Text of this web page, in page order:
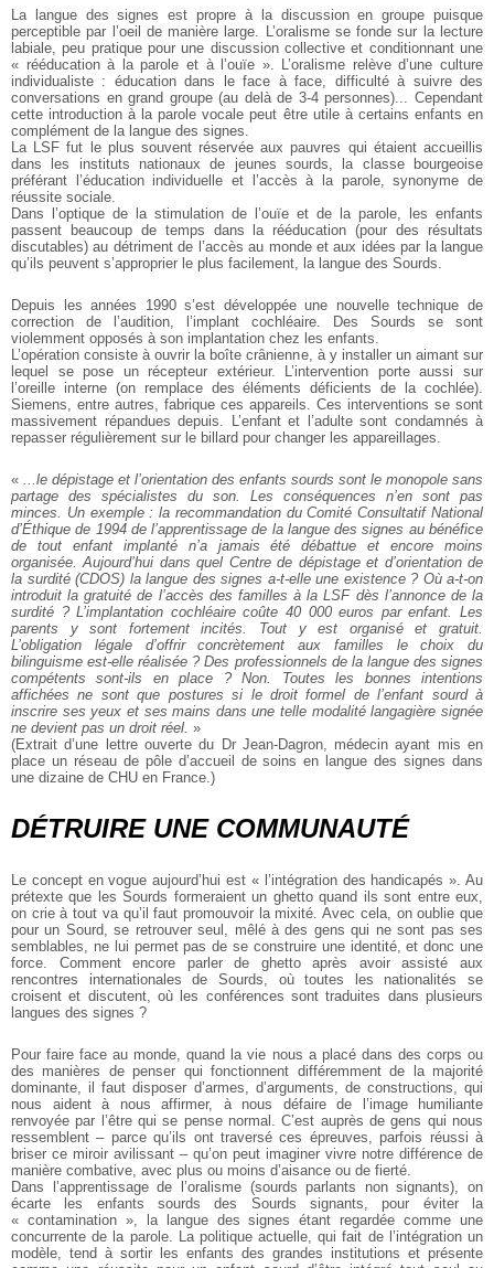
La langue des signes est propre à la discussion en groupe puisque
perceptible par l’oeil de manière large. L’oralisme se fonde sur la lecture
labiale, peu pratique pour une discussion collective et conditionnant une
« rééducation à la parole et à l’ouïe ». L’oralisme relève d’une culture
individualiste : éducation dans le face à face, difficulté à suivre des
conversations en grand groupe (au delà de 3-4 personnes)... Cependant
cette introduction à la parole vocale peut être utile à certains enfants en
complément de la langue des signes.
La LSF fut le plus souvent réservée aux pauvres qui étaient accueillis
dans les instituts nationaux de jeunes sourds, la classe bourgeoise
préférant l’éducation individuelle et l’accès à la parole, synonyme de
réussite sociale.
Dans l’optique de la stimulation de l’ouïe et de la parole, les enfants
passent beaucoup de temps dans la rééducation (pour des résultats
discutables) au détriment de l’accès au monde et aux idées par la langue
qu’ils peuvent s’approprier le plus facilement, la langue des Sourds.
Depuis les années 1990 s’est développée une nouvelle technique de
correction de l’audition, l’implant cochléaire. Des Sourds se sont
violemment opposés à son implantation chez les enfants.
L’opération consiste à ouvrir la boîte crânienne, à y installer un aimant sur
lequel se pose un récepteur extérieur. L’intervention porte aussi sur
l’oreille interne (on remplace des éléments déficients de la cochlée).
Siemens, entre autres, fabrique ces appareils. Ces interventions se sont
massivement répandues depuis. L’enfant et l’adulte sont condamnés à
repasser régulièrement sur le billard pour changer les appareillages.
« ...le dépistage et l’orientation des enfants sourds sont le monopole sans
partage des spécialistes du son. Les conséquences n’en sont pas
minces. Un exemple : la recommandation du Comité Consultatif National
d’Éthique de 1994 de l’apprentissage de la langue des signes au bénéfice
de tout enfant implanté n’a jamais été débattue et encore moins
organisée. Aujourd’hui dans quel Centre de dépistage et d’orientation de
la surdité (CDOS) la langue des signes a-t-elle une existence ? Où a-t-on
introduit la gratuité de l’accès des familles à la LSF dès l’annonce de la
surdité ? L’implantation cochléaire coûte 40 000 euros par enfant. Les
parents y sont fortement incités. Tout y est organisé et gratuit.
L’obligation légale d’offrir concrètement aux familles le choix du
bilinguisme est-elle réalisée ? Des professionnels de la langue des signes
compétents sont-ils en place ? Non. Toutes les bonnes intentions
affichées ne sont que postures si le droit formel de l’enfant sourd à
inscrire ses yeux et ses mains dans une telle modalité langagière signée
ne devient pas un droit réel. »
(Extrait d’une lettre ouverte du Dr Jean-Dagron, médecin ayant mis en
place un réseau de pôle d’accueil de soins en langue des signes dans
une dizaine de CHU en France.)
DÉTRUIRE UNE COMMUNAUTÉ
Le concept en vogue aujourd’hui est « l’intégration des handicapés ». Au
prétexte que les Sourds formeraient un ghetto quand ils sont entre eux,
on crie à tout va qu’il faut promouvoir la mixité. Avec cela, on oublie que
pour un Sourd, se retrouver seul, mêlé à des gens qui ne sont pas ses
semblables, ne lui permet pas de se construire une identité, et donc une
force. Comment encore parler de ghetto après avoir assisté aux
rencontres internationales de Sourds, où toutes les nationalités se
croisent et discutent, où les conférences sont traduites dans plusieurs
langues des signes ?
Pour faire face au monde, quand la vie nous a placé dans des corps ou
des manières de penser qui fonctionnent différemment de la majorité
dominante, il faut disposer d’armes, d’arguments, de constructions, qui
nous aident à nous affirmer, à nous défaire de l’image humiliante
renvoyée par l’être qui se pense normal. C’est auprès de gens qui nous
ressemblent – parce qu’ils ont traversé ces épreuves, parfois réussi à
briser ce miroir avilissant – qu’on peut imaginer vivre notre différence de
manière combative, avec plus ou moins d’aisance ou de fierté.
Dans l’apprentissage de l’oralisme (sourds parlants non signants), on
écarte les enfants sourds des Sourds signants, pour éviter la
« contamination », la langue des signes étant regardée comme une
concurrente de la parole. La politique actuelle, qui fait de l’intégration un
modèle, tend à sortir les enfants des grandes institutions et présente